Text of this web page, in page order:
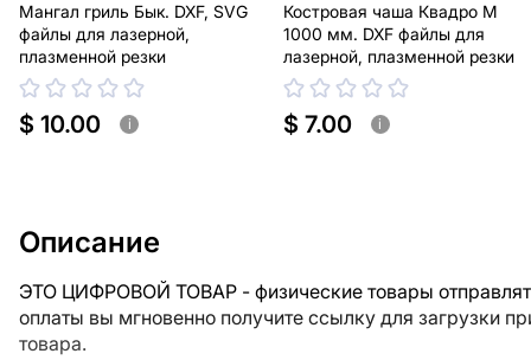
Мангал гриль Бык. DXF, SVG
файлы для лазерной,
плазменной резки
$ 10.00 i
Костровая чаша Квадро М
1000 мм. DXF файлы для
лазерной, плазменной резки
$ 7.00 i
Описание
ЭТО ЦИФРОВОЙ ТОВАР - физические товары
оплаты вы мгновенно получите ссылку для загрузки
товара.